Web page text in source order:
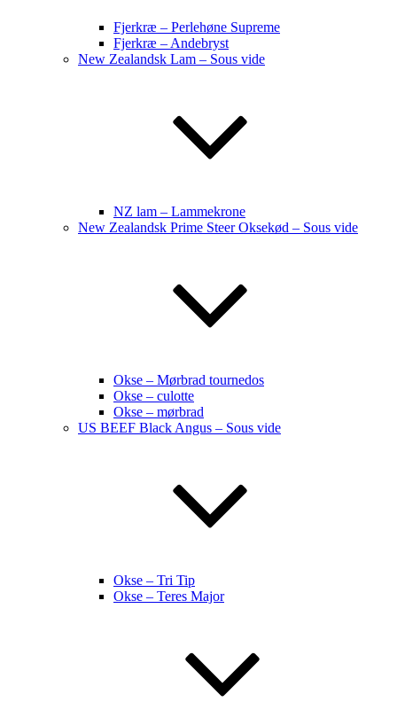
Fjerkræ – Perlehøne Supreme
Fjerkræ – Andebryst
New Zealandsk Lam – Sous vide
NZ lam – Lammekrone
New Zealandsk Prime Steer Oksekød – Sous vide
Okse – Mørbrad tournedos
Okse – culotte
Okse – mørbrad
US BEEF Black Angus – Sous vide
Okse – Tri Tip
Okse – Teres Major